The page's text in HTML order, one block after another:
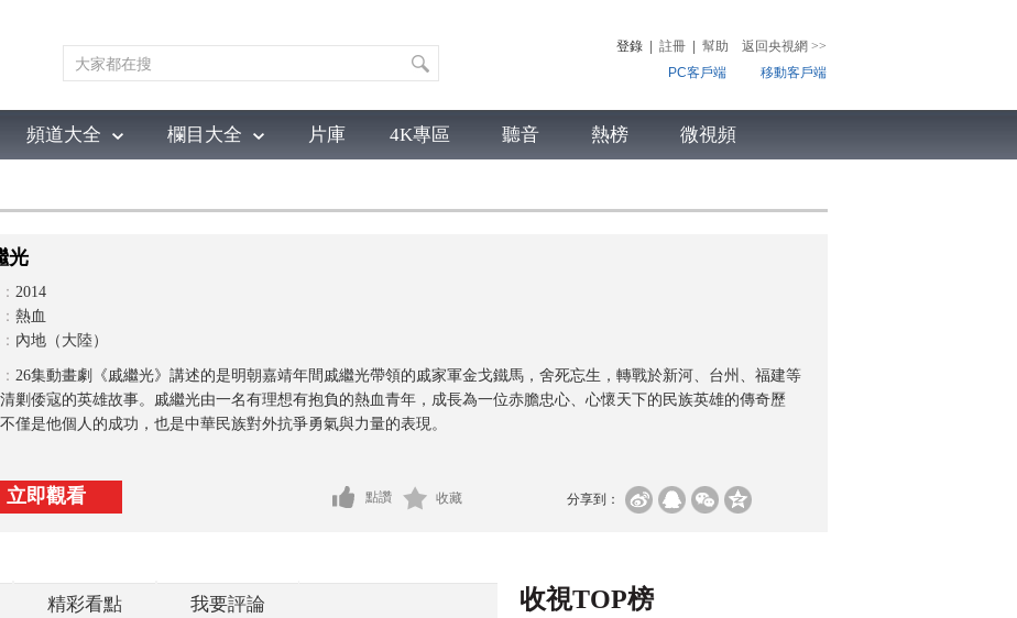
登錄 註冊 幫助 返回央視網 >>
PC客戶端
移動客戶端
頻道大全 欄目大全 片庫 4K專區 聽音 熱榜 微視頻
光
2014
熱血
內地（大陸）
26集動畫劇《戚繼光》講述的是明朝嘉靖年間戚繼光帶領的戚家軍金戈鐵馬，舍死忘生，轉戰於新河、台州、福建等
剿倭寇的英雄故事。戚繼光由一名有理想有抱負的熱血青年，成長為一位赤膽忠心、心懷天下的民族英雄的傳奇歷
僅是他個人的成功，也是中華民族對外抗爭勇氣與力量的表現。
立即觀看 分享到：
點讚 收藏
精彩看點 我要評論 收視TOP榜